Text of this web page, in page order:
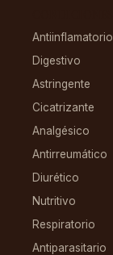
Antiinflamatorio
Digestivo
Astringente
Cicatrizante
Analgésico
Antirreumático
Diurético
Nutritivo
Respiratorio
Antiparasitario